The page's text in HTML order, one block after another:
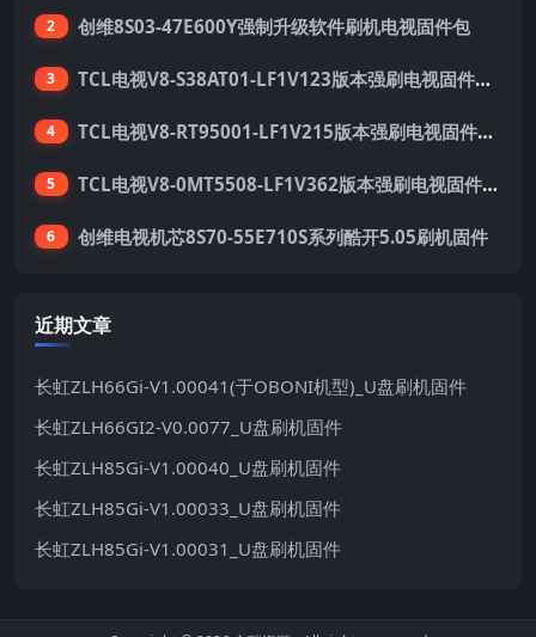
2 创维8S03-47E600Y强制升级软件刷机电视固件包
3 TCL电视V8-S38AT01-LF1V123版本强刷电视固件包下载
4 TCL电视V8-RT95001-LF1V215版本强刷电视固件包下载
5 TCL电视V8-0MT5508-LF1V362版本强刷电视固件包下载
6 创维电视机芯8S70-55E710S系列酷开5.05刷机固件
近期文章
长虹ZLH66Gi-V1.00041(于OBONI机型)_U盘刷机固件
长虹ZLH66GI2-V0.0077_U盘刷机固件
长虹ZLH85Gi-V1.00040_U盘刷机固件
长虹ZLH85Gi-V1.00033_U盘刷机固件
长虹ZLH85Gi-V1.00031_U盘刷机固件